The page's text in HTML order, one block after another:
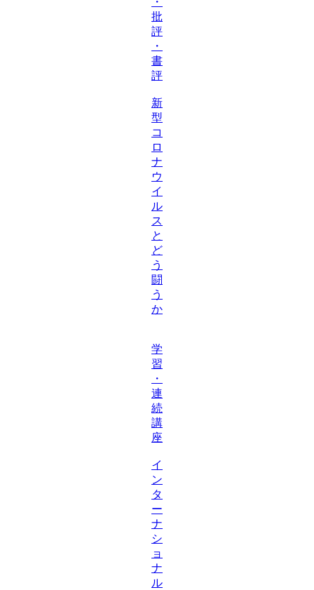
批
評
・
書
評
新
型
コ
ロ
ナ
ウ
イ
ル
ス
と
ど
う
闘
う
か
学
習
・
連
続
講
座
イ
ン
タ
ー
ナ
シ
ョ
ナ
ル